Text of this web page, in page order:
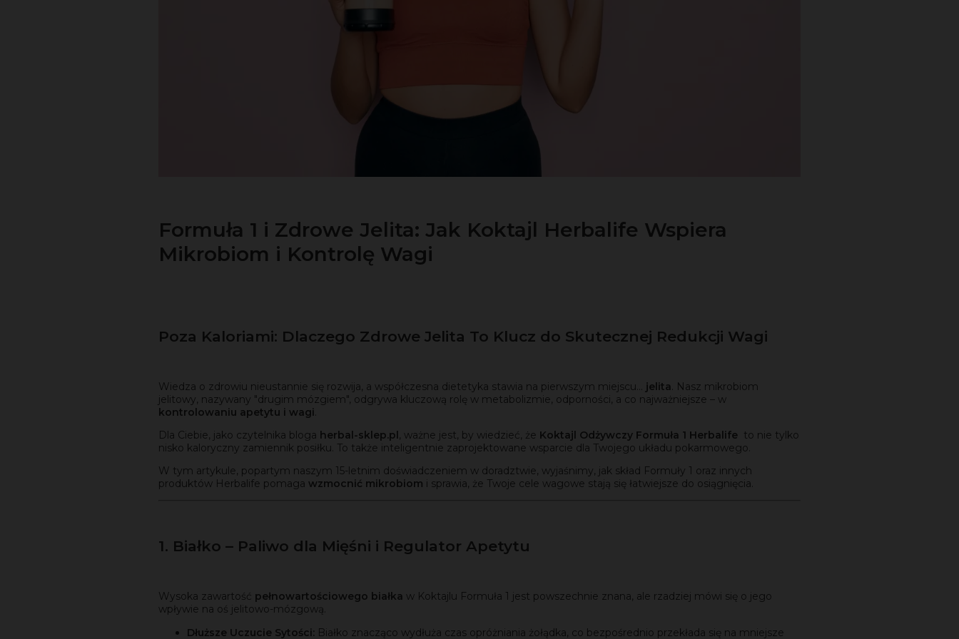
Formuła 1 i Zdrowe Jelita: Jak Koktajl Herbalife Wspiera
Mikrobiom i Kontrolę Wagi
Poza Kaloriami: Dlaczego Zdrowe Jelita To Klucz do Skutecznej Redukcji Wagi
Wiedza o zdrowiu nieustannie się rozwija, a współczesna dietetyka stawia na pierwszym miejscu... jelita . Nasz mikrobiom
jelitowy, nazywany "drugim mózgiem", odgrywa kluczową rolę w metabolizmie, odporności, a co najważniejsze – w
kontrolowaniu apetytu i wagi
Dla Ciebie, jako czytelnika bloga herbal-sklep.pl , ważne jest, by wiedzieć, że Koktajl Odżywczy Formuła 1 Herbalife to nie tylko
nisko kaloryczny zamiennik posiłku. To także inteligentnie zaprojektowane wsparcie dla Twojego układu pokarmowego.
W tym artykule, popartym naszym 15-letnim doświadczeniem w doradztwie, wyjaśnimy, jak skład Formuły 1 oraz innych
produktów Herbalife pomaga wzmocnić mikrobiom i sprawia, że Twoje cele wagowe stają się łatwiejsze do osiągnięcia.
1. Białko – Paliwo dla Mięśni i Regulator Apetytu
Wysoka zawartość pełnowartościowego białka w Koktajlu Formuła 1 jest powszechnie znana, ale rzadziej mówi się o jego
wpływie na oś jelitowo-mózgową.
Dłuższe Uczucie Sytości: Białko znacząco wydłuża czas opróżniania żołądka, co bezpośrednio przekłada się na mniejsze